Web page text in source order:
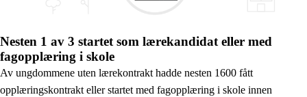
Nesten 1 av 3 startet som lærekandidat eller med
fagopplæring i skole
Av ungdommene uten lærekontrakt hadde nesten 1600 fått
opplæringskontrakt eller startet med fagopplæring i skole innen